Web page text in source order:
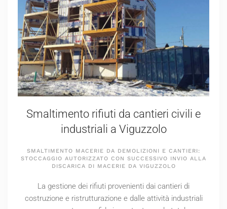
Smaltimento rifiuti da cantieri civili e
industriali a Viguzzolo
SMALTIMENTO MACERIE DA DEMOLIZIONI E CANTIERI:
STOCCAGGIO AUTORIZZATO CON SUCCESSIVO INVIO ALLA
DISCARICA DI MACERIE DA VIGUZZOLO
La gestione dei rifiuti provenienti dai cantieri di
costruzione e ristrutturazione e dalle attività industriali